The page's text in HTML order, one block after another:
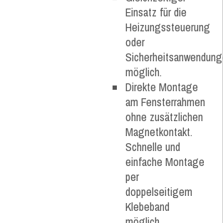
Einsatz für die
Heizungssteuerung
oder
möglich.
Direkte Montage
am Fensterrahmen
ohne zusätzlichen
Magnetkontakt.
Schnelle und
einfache Montage
per
doppelseitigem
Klebeband